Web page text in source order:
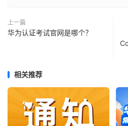
上一篇
华为认证考试官网是哪个？
相关推荐